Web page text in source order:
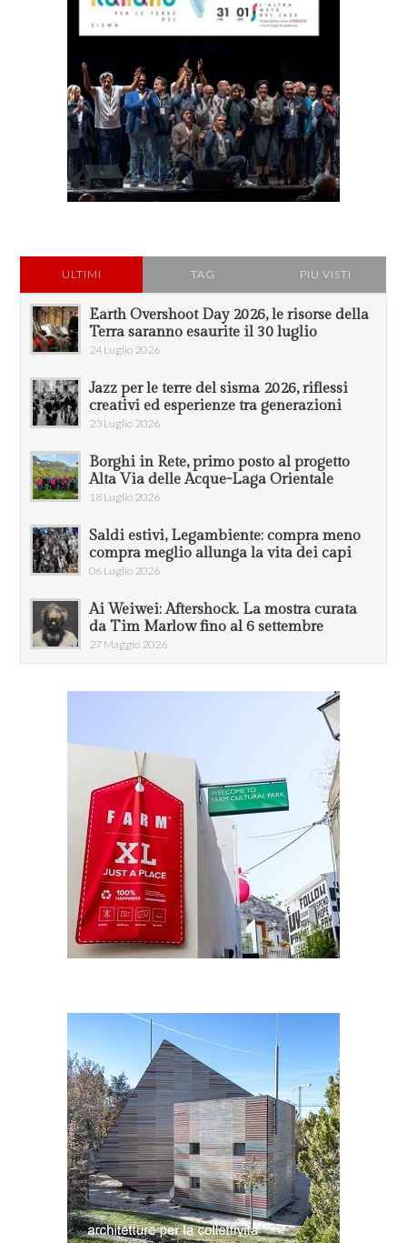
ULTIMI TAG PIÙ VISTI
Earth Overshoot Day 2026, le risorse della
Terra saranno esaurite il 30 luglio
24 Luglio 2026
Jazz per le terre del sisma 2026, riflessi
creativi ed esperienze tra generazioni
23 Luglio 2026
Borghi in Rete, primo posto al progetto
Alta Via delle Acque-Laga Orientale
18 Luglio 2026
Saldi estivi, Legambiente: compra meno
compra meglio allunga la vita dei capi
06 Luglio 2026
Ai Weiwei: Aftershock. La mostra curata
da Tim Marlow fino al 6 settembre
27 Maggio 2026